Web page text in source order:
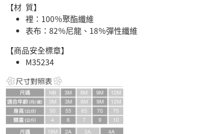
【材 質】
裡：100％聚酯纖維
表布：82％尼龍、18％彈性纖維
【商品安全標章】
M35234